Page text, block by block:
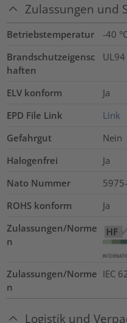
Zulassungen und
Betriebstemperatur
-40
Brandschutzeigensc
haften
UL94
ELV konform
Ja
EPD File Link
Link
Gefahrgut
Nein
Halogenfrei
Ja
Nato Nummer
ROHS konform
Ja
Zulassungen/Norme
n
Zulassungen/Norme
n
IEC
Logistik und